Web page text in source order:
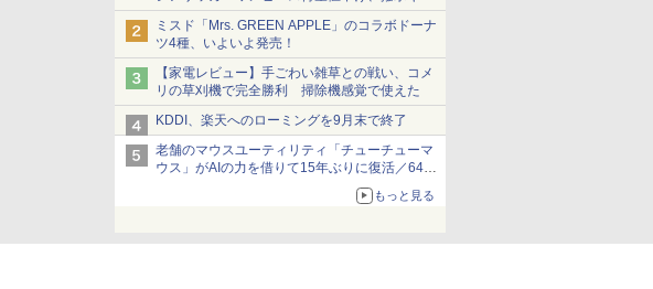
ショーツは1990円に
ミスド「Mrs. GREEN APPLE」のコラボドーナ
ツ4種、いよいよ発売！
【家電レビュー】手ごわい雑草との戦い、コメ
リの草刈機で完全勝利 掃除機感覚で使えた
KDDI、楽天へのローミングを9月末で終了
老舗のマウスユーティリティ「チューチューマ
ウス」がAIの力を借りて15年ぶりに復活／64bit
化、Windows 10/11、「Chrome」も走り回
る。復活記念で2026年末まで500円
もっと見る